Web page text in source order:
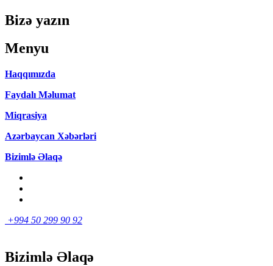
Bizə yazın
Menyu
Haqqımızda
Faydalı Məlumat
Miqrasiya
Azərbaycan Xəbərləri
Bizimlə Əlaqə
+994 50 299 90 92
Bizimlə Əlaqə